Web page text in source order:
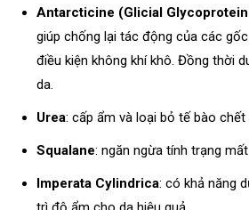
Antarcticine (Glicial
giúp chống lại tác động của các
điều kiện không khí khô. Đồng thời
da.
Urea: cấp ẩm và loại bỏ tế bào chết
Squalane: ngăn ngừa tính trạng
Imperata Cylindrica: có khả năng